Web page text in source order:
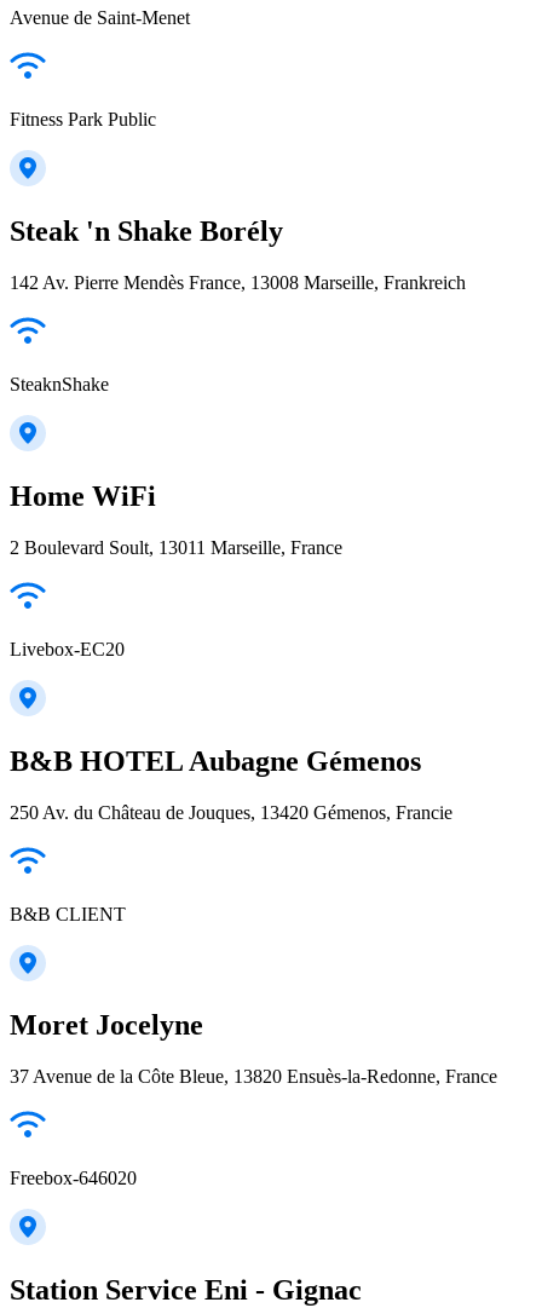
Avenue de Saint-Menet
Fitness Park Public
Steak 'n Shake Borély
142 Av. Pierre Mendès France, 13008 Marseille, Frankreich
SteaknShake
Home WiFi
2 Boulevard Soult, 13011 Marseille, France
Livebox-EC20
B&B HOTEL Aubagne Gémenos
250 Av. du Château de Jouques, 13420 Gémenos, Francie
B&B CLIENT
Moret Jocelyne
37 Avenue de la Côte Bleue, 13820 Ensuès-la-Redonne, France
Freebox-646020
Station Service Eni - Gignac